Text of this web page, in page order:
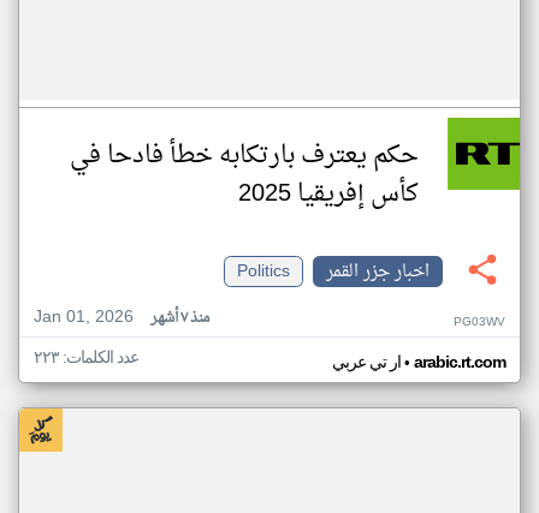
حكم يعترف بارتكابه خطأ فادحا في
كأس إفريقيا 2025
اخبار جزر القمر
Politics
Jan 01, 2026
منذ ٧ أشهر PG03WV
ار تي عربي• arabic.rt.com عدد الكلمات: ٢٢٣